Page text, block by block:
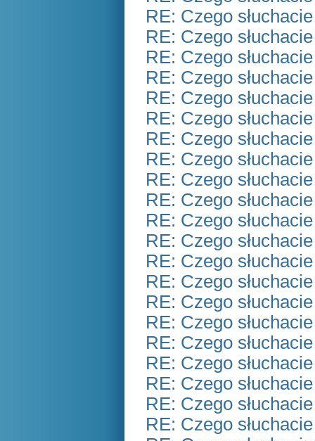
RE: Czego
RE: Czego
RE: Czego
RE: Czego
RE: Czego
RE: Czego
RE: Czego
RE: Czego
RE: Czego
RE: Czego
RE: Czego
RE: Czego
RE: Czego
RE: Czego
RE: Czego
RE: Czego
RE: Czego
RE: Czego
RE: Czego
RE: Czego
RE: Czego